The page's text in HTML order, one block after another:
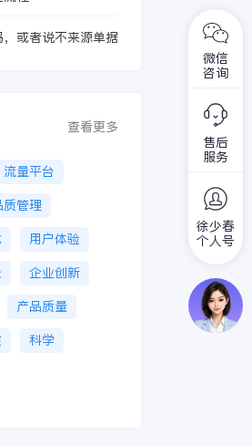
或者说不来源单据
查看更多
流量平台
质管理
用户体验
企业创新
产品质量
科学
微信
咨询
售后
服务
徐少春
个人号